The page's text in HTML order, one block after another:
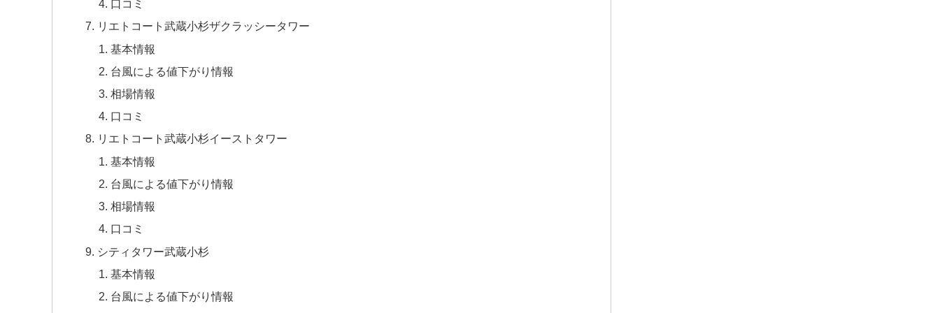
口コミ
リエトコート武蔵小杉ザクラッシータワー
基本情報
台風による値下がり情報
相場情報
口コミ
リエトコート武蔵小杉イーストタワー
基本情報
台風による値下がり情報
相場情報
口コミ
シティタワー武蔵小杉
基本情報
台風による値下がり情報